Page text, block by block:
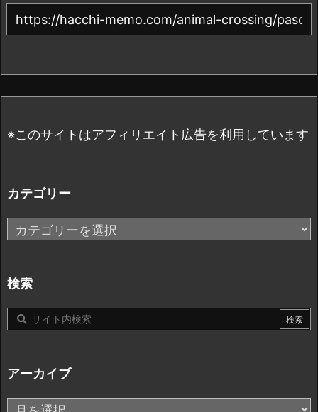
※このサイトはアフィリエイト広告を利用しています
カテゴリー
カ
テ
リ
ー
検索
アーカイブ
ア